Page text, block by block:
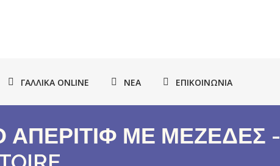
ΓΑΛΛΙΚΆ ONLINE ΝΈΑ ΕΠΙΚΟΙΝΩΝΊΑ
ΑΠΕΡΙΤΙΦ ΜΕ ΜΕΖΕΔΕΣ -